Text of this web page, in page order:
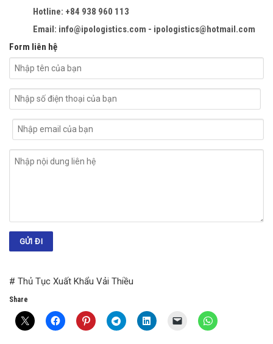
Hotline: +84 938 960 113
Email: info@ipologistics.com - ipologistics@hotmail.com
Form liên hệ
# Thủ Tục Xuất Khẩu Vải Thiều
Share